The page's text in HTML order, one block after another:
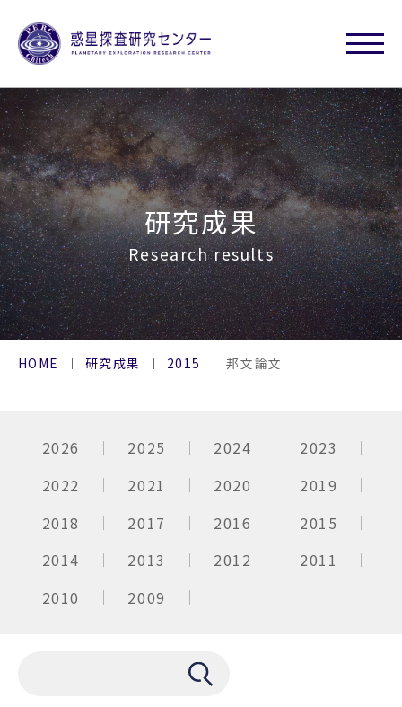
研究成果
Research results
HOME 研究成果 2015 邦文論文
2026 2025 2024
2023
2022
2021 2020
2019
2018
2017 2016
2015
2014
2013 2012
2011
2010
2009